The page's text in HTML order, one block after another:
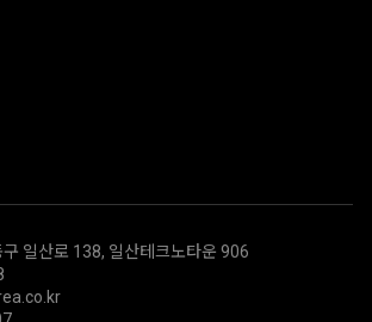
일산로 138, 일산테크노타운 906